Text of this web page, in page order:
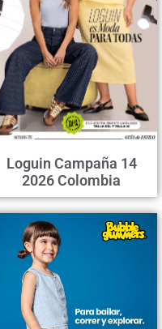
Loguin Campaña 14
2026 Colombia